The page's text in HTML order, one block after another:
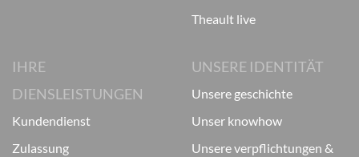
theault live
IHRE
DIENSLEISTUNGEN
kundendienst
zulassung
UNSERE IDENTITÄT
unsere geschichte
unser knowhow
unsere verpflichtungen &